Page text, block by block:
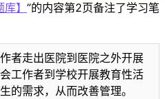
】 ”的内容第2页备注了学习笔
者走出医院到医院之外开展
工作者到学校开展教育性活
的需求，从而改善管理。